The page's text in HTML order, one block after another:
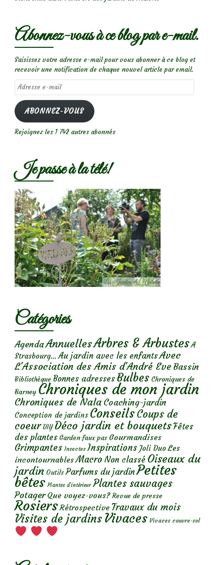
Abonnez-vous à ce blog par e-mail.
Saisissez votre adresse e-mail pour vous abonner à ce blog et
recevoir une notification de chaque nouvel article par email.
Adresse
e-
mail
ABONNEZ-VOUS
Rejoignez les 1 742 autres abonnés
Je passe à la télé!
Catégories
AgendaAnnuellesArbres & Arbustes A
Strasbourg... Au jardin avec les enfantsAvec
L'Association des Amis d'André Eve Bassin
Bibliothèque Bonnes adresses Bulbes Chroniques de
Barney Chroniques de mon jardin
Chroniques de Nala Coaching-jardin
Conception de jardins ConseilsCoups de
coeur DIY Déco jardin et bouquetsFêtes
des plantes Garden faux pas Gourmandises
Grimpantes Insectes Inspirations Joli Duo Les
incontournables Macro Non classé Oiseaux du
jardin Outils Parfums du jardinPetites
bêtes Plantes d’intérieur Plantes sauvages
Potager Que voyez-vous? Revue de presse
Rosiers Rétrospective Travaux du mois
Visites de jardins Vivaces Vivaces couvre-sol